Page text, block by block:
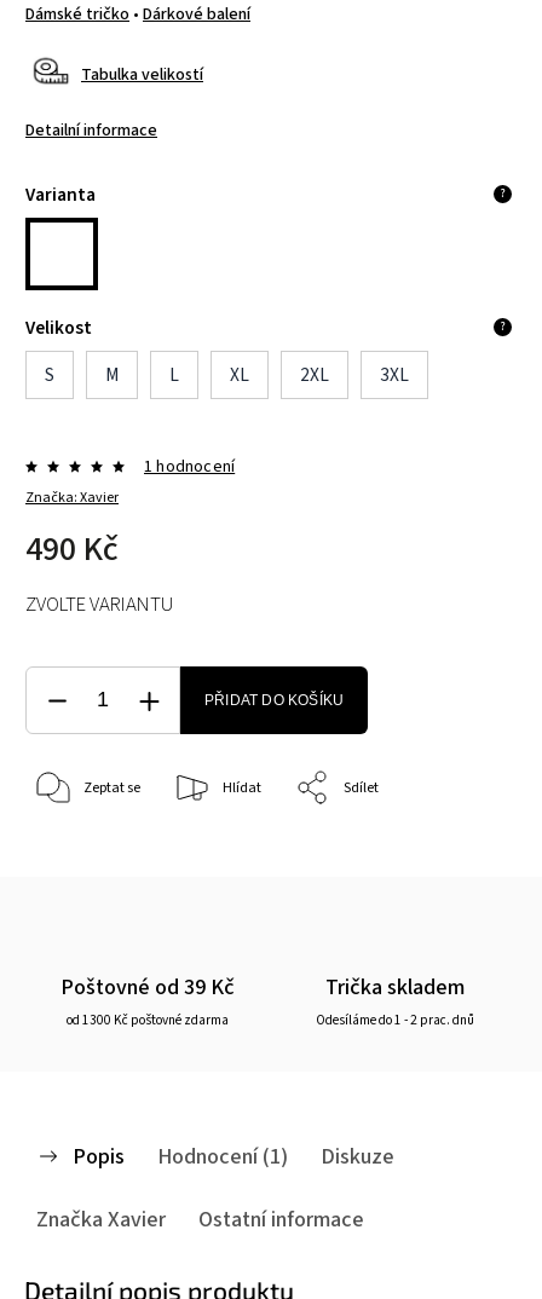
Dámské tričko • Dárkové balení
Tabulka velikostí
Detailní informace
Varianta ?
Velikost ?
S M L XL 2XL 3XL
Značka:Xavier
1 hodnocení
490 Kč
ZVOLTE VARIANTU
PŘIDAT DO KOŠÍKU
Zeptat se Hlídat Sdílet
Poštovné od 39 Kč
od 1300 Kč poštovné zdarma
Trička skladem
Odesíláme do 1 - 2 prac. dnů
Popis Hodnocení (1)
Diskuze
ZnačkaXavier Ostatní informace
Detailní popis produktu